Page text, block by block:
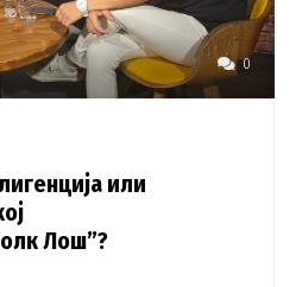
0
или
Лош”?